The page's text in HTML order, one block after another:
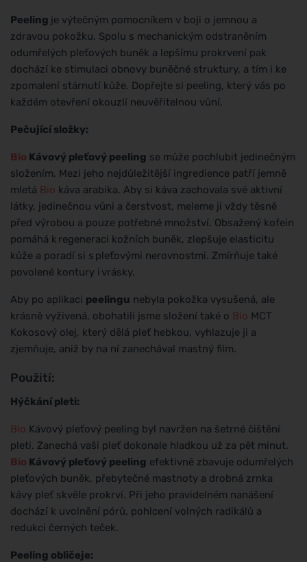
Peeling je výtečným pomocníkem v boji o jemnou a
zdravou pokožku. Spolu s mechanickým odstraněním
odumřelých pleťových buněk a lepšímu prokrvení pak
dochází ke stimulaci obnovy buněčné struktury, a tím i ke
zpomalení stárnutí kůže. Dopřejte si peeling, který vás po
každém otevření okouzlí neuvěřitelnou vůní.
Pečující složky:
Bio Kávový pleťový peeling se může pochlubit jedinečným
složením. Mezi jeho nejdůležitější ingredience patří jemně
mletá Bio káva arabika. Aby si káva zachovala své aktivní
látky, jedinečnou vůni a čerstvost, meleme ji vždy těsně
před výrobou a pouze potřebné množství. Obsažený kofein
pomáhá k regeneraci kožních buněk, zlepšuje elasticitu
kůže a poradí si s pleťovými nerovnostmi. Zmírňuje také
povolené kontury i vrásky.
Aby po aplikaci peelingu nebyla pokožka vysušená, ale
krásně vyživená, obohatili jsme složení také o Bio MCT
Kokosový olej, který dělá pleť hebkou, vyhlazuje ji a
zjemňuje, aniž by na ní zanechával mastný film.
Použití:
Hýčkání pleti:
Bio Kávový pleťový peeling byl navržen na šetrné čištění
pleti. Zanechá vaši pleť dokonale hladkou už za pět minut.
Bio Kávový pleťový peeling efektivně zbavuje odumřelých
pleťových buněk, přebytečné mastnoty a drobná zrnka
kávy pleť skvěle prokrví. Při jeho pravidelném nanášení
dochází k uvolnění pórů, pohlcení volných radikálů a
redukci černých teček.
Peeling obličeje: